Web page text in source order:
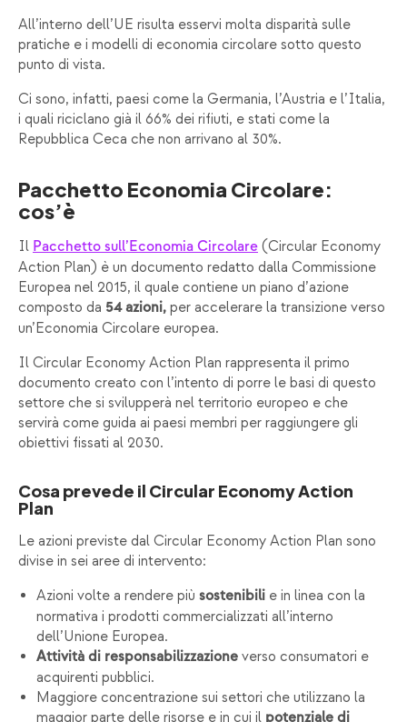
All’interno dell’UE risulta esservi molta disparità sulle
pratiche e i modelli di economia circolare sotto questo
punto di vista.
Ci sono, infatti, paesi come la Germania, l’Austria e l’Italia,
i quali riciclano già il 66% dei rifiuti, e stati come la
Repubblica Ceca che non arrivano al 30%.
Pacchetto Economia Circolare:
cos’è
Il Pacchetto sull’Economia Circolare (Circular Economy
Action Plan) è un documento redatto dalla Commissione
Europea nel 2015, il quale contiene un piano d’azione
composto da 54 azioni, per accelerare la transizione verso
un’Economia Circolare europea.
Il Circular Economy Action Plan rappresenta il primo
documento creato con l’intento di porre le basi di questo
settore che si svilupperà nel territorio europeo e che
servirà come guida ai paesi membri per raggiungere gli
obiettivi fissati al 2030.
Cosa prevede il Circular Economy Action
Plan
Le azioni previste dal Circular Economy Action Plan sono
divise in sei aree di intervento:
Azioni volte a rendere più sostenibili e in linea con la
normativa i prodotti commercializzati all’interno
dell’Unione Europea.
Attività di responsabilizzazione verso consumatori e
acquirenti pubblici.
Maggiore concentrazione sui settori che utilizzano la
maggior parte delle risorse e in cui il potenziale di